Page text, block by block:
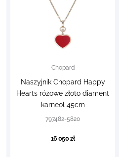
Chopard
Naszyjnik Chopard Happy
Hearts różowe złoto diament
karneol 45cm
797482-5820
16 050 zł